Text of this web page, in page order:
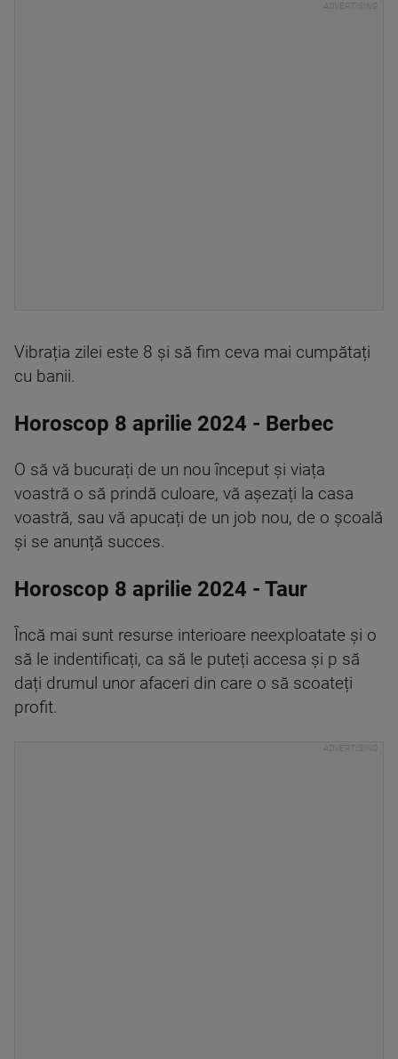
Vibrația zilei este 8 și să fim ceva mai cumpătați
cu banii.
Horoscop 8 aprilie 2024 - Berbec
O să vă bucurați de un nou început și viața
voastră o să prindă culoare, vă așezați la casa
voastră, sau vă apucați de un job nou, de o școală
și se anunță succes.
Horoscop 8 aprilie 2024 - Taur
Încă mai sunt resurse interioare neexploatate și o
să le indentificați, ca să le puteți accesa și p să
dați drumul unor afaceri din care o să scoateți
profit.